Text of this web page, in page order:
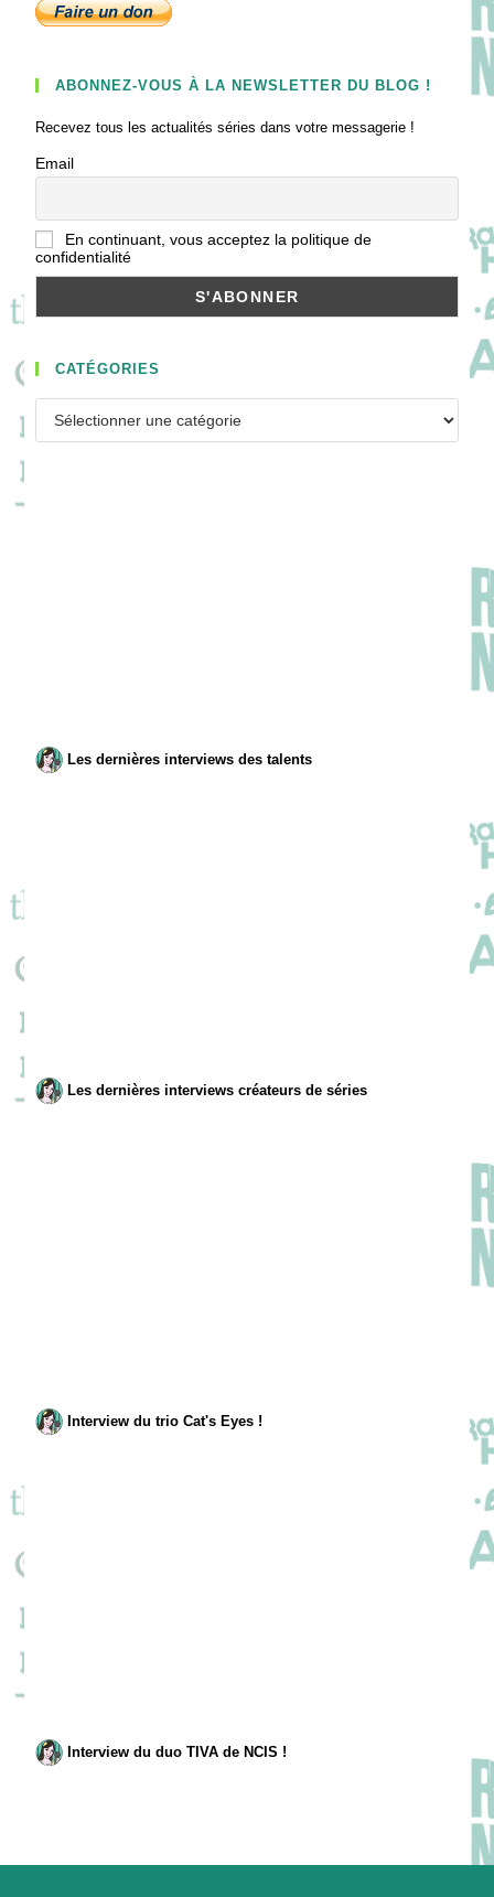
ABONNEZ-VOUS À LA NEWSLETTER DU BLOG !
Recevez tous les actualités séries dans votre messagerie !
Email
En continuant, vous acceptez la politique de
confidentialité
CATÉGORIES
Les dernières interviews des talents
Les dernières interviews créateurs de séries
Interview du trio Cat's Eyes !
Interview du duo TIVA de NCIS !